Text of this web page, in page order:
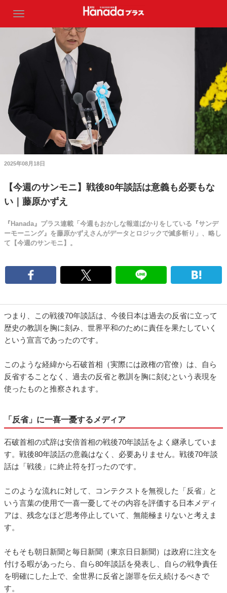
2025年08月18日
【今週のサンモニ】戦後80年談話は意義も必要もな
い｜藤原かずえ
『Hanada』プラス連載「今週もおかしな報道ばかりをしている『サンデ
ーモーニング』を藤原かずえさんがデータとロジックで滅多斬り」、略し
て【今週のサンモニ】。
つまり、この戦後70年談話は、今後日本は過去の反省に立って
歴史の教訓を胸に刻み、世界平和のために責任を果たしていく
という宣言であったのです。
このような経緯から石破首相（実際には政権の官僚）は、自ら
反省することなく、過去の反省と教訓を胸に刻むという表現を
使ったものと推察されます。
「反省」に一喜一憂するメディア
石破首相の式辞は安倍首相の戦後70年談話をよく継承していま
す。戦後80年談話の意義はなく、必要ありません。戦後70年談
話は「戦後」に終止符を打ったのです。
このような流れに対して、コンテクストを無視した「反省」と
いう言葉の使用で一喜一憂してその内容を評価する日本メディ
アは、残念なほど思考停止していて、無能極まりないと考えま
す。
そもそも朝日新聞と毎日新聞（東京日日新聞）は政府に注文を
付ける暇があったら、自ら80年談話を発表し、自らの戦争責任
を明確にした上で、全世界に反省と謝罪を伝え続けるべきで
す。